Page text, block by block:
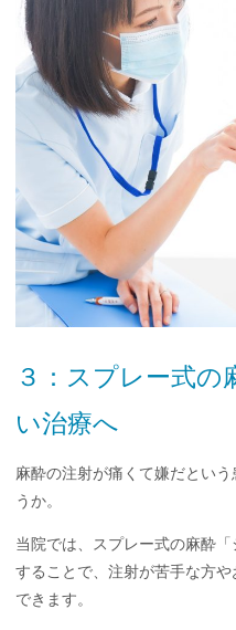
３：スプレー式の
い治療へ
麻酔の注射が痛くて嫌だとい
うか。
当院では、スプレー式の麻酔
することで、注射が苦手な方
できます。